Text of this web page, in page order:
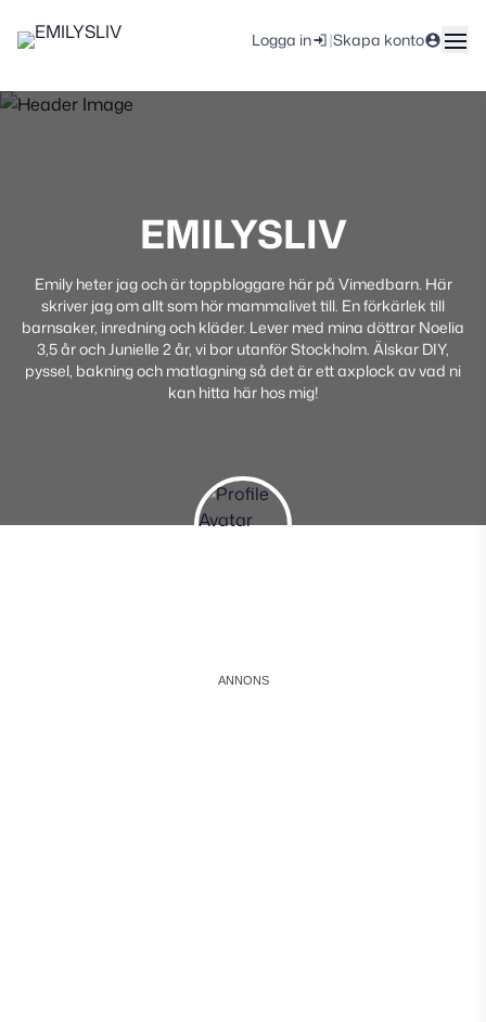
Logga in |Skapa konto
EMILYSLIV
Emily heter jag och är toppbloggare här på Vimedbarn. Här
skriver jag om allt som hör mammalivet till. En förkärlek till
barnsaker, inredning och kläder. Lever med mina döttrar Noelia
3,5 år och Junielle 2 år, vi bor utanför Stockholm. Älskar DIY,
pyssel, bakning och matlagning så det är ett axplock av vad ni
kan hitta här hos mig!